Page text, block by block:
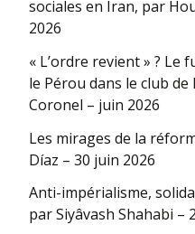
sociales en Iran, par
2026
« L’ordre revient » ?
le Pérou dans le club
Coronel – juin 2026
Les mirages de la
Díaz – 30 juin 2026
Anti-impérialisme,
par Siyâvash Shahabi –